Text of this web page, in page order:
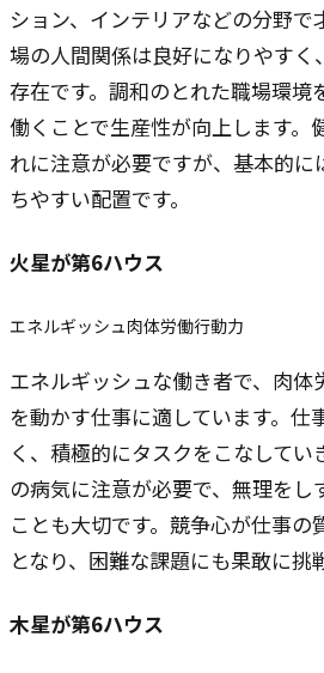
ション、インテリアなどの分野で
場の人間関係は良好になりやすく
存在です。調和のとれた職場環境
働くことで生産性が向上します。
れに注意が必要ですが、基本的
ちやすい配置です。
火星が第6ハウス
エネルギッシュ肉体労働行動力
エネルギッシュな働き者で、肉
を動かす仕事に適しています。仕
く、積極的にタスクをこなしてい
の病気に注意が必要で、無理をし
ことも大切です。競争心が仕事の
となり、困難な課題にも果敢に挑
木星が第6ハウス